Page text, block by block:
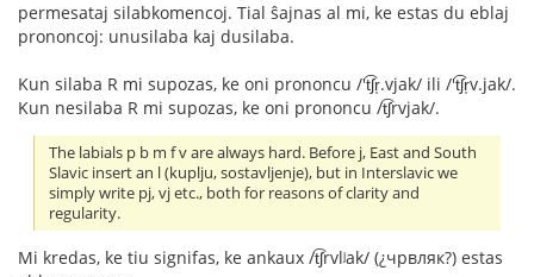
permesataj silabkomencoj. Tial ŝajnas al mi, ke estas du eblaj
prononcoj: unusilaba kaj dusilaba.
Kun silaba R mi supozas, ke oni prononcu /'t͡ʃr̩.vjak/ ili /'t͡ʃr̩v.jak/.
Kun nesilaba R mi supozas, ke oni prononcu /t͡ʃrvjak/.
The labials p b m f v are always hard. Before j, East and South
Slavic insert an l (kuplju, sostavljenje), but in Interslavic we
simply write pj, vj etc., both for reasons of clarity and
regularity.
Mi kredas, ke tiu signifas, ke ankaux /t͡ʃrvlʲak/ (¿чрвляк?) estas